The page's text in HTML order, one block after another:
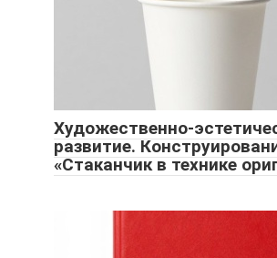
Художественно-
развитие.
«Стаканчик в технике